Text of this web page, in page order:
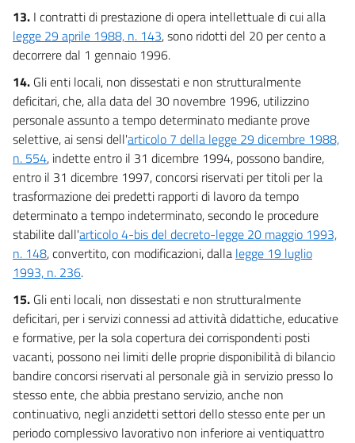
13. I contratti di prestazione di opera intellettuale di cui alla
legge 29 aprile 1988, n. 143, sono ridotti del 20 per cento a
decorrere dal 1 gennaio 1996.
14. Gli enti locali, non dissestati e non strutturalmente
deficitari, che, alla data del 30 novembre 1996, utilizzino
personale assunto a tempo determinato mediante prove
selettive, ai sensi dell'articolo 7 della legge 29 dicembre 1988,
n. 554, indette entro il 31 dicembre 1994, possono bandire,
entro il 31 dicembre 1997, concorsi riservati per titoli per la
trasformazione dei predetti rapporti di lavoro da tempo
determinato a tempo indeterminato, secondo le procedure
stabilite dall'articolo 4-bis del decreto-legge 20 maggio 1993,
n. 148, convertito, con modificazioni, dalla legge 19 luglio
1993, n. 236.
15. Gli enti locali, non dissestati e non strutturalmente
deficitari, per i servizi connessi ad attività didattiche, educative
e formative, per la sola copertura dei corrispondenti posti
vacanti, possono nei limiti delle proprie disponibilità di bilancio
bandire concorsi riservati al personale già in servizio presso lo
stesso ente, che abbia prestano servizio, anche non
continuativo, negli anzidetti settori dello stesso ente per un
periodo complessivo lavorativo non inferiore ai ventiquattro